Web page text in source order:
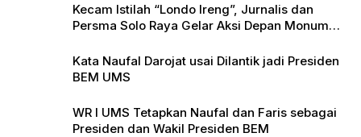
Kecam Istilah “Londo Ireng”, Jurnalis dan
Persma Solo Raya Gelar Aksi Depan Monumen
Kata Naufal Darojat usai Dilantik jadi Presiden
BEM UMS
WR I UMS Tetapkan Naufal dan Faris sebagai
Presiden dan Wakil Presiden BEM